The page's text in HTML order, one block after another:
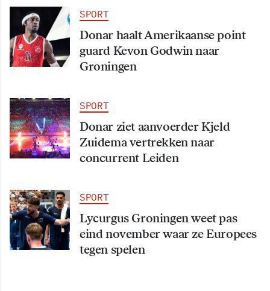
SPORT
Donar haalt Amerikaanse point
guard Kevon Godwin naar
Groningen
SPORT
Donar ziet aanvoerder Kjeld
Zuidema vertrekken naar
concurrent Leiden
SPORT
Lycurgus Groningen weet pas
eind november waar ze Europees
tegen spelen